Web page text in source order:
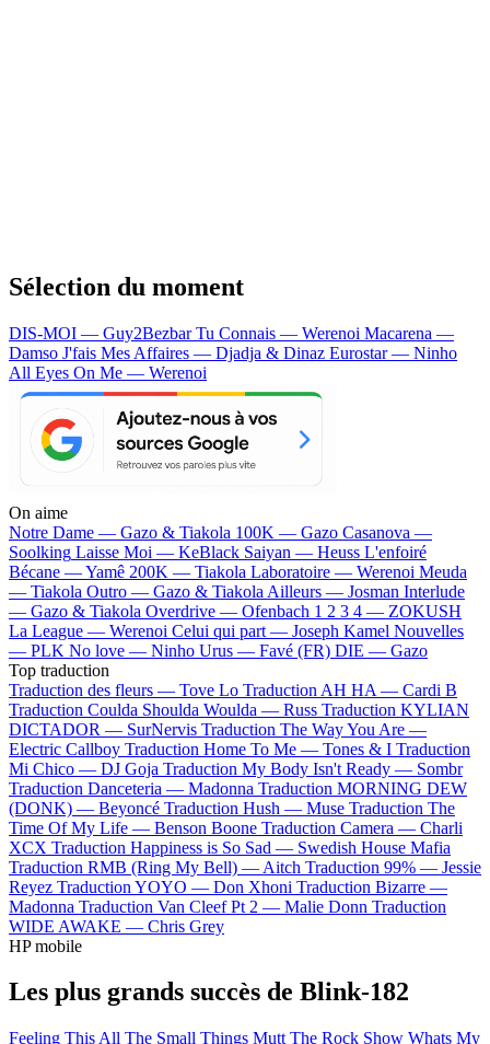
Sélection du moment
DIS-MOI — Guy2BezbarTu Connais — Werenoi Macarena —
Damso J'fais Mes Affaires — Djadja & Dinaz Eurostar — Ninho
All Eyes On Me — Werenoi
On aime
Notre Dame — Gazo & Tiakola 100K — Gazo Casanova —
Soolking Laisse Moi — KeBlack Saiyan — Heuss L'enfoiré
Bécane —Yamê 200K — Tiakola Laboratoire — Werenoi Meuda
— Tiakola Outro — Gazo & Tiakola Ailleurs — Josman Interlude
— Gazo & Tiakola Overdrive — Ofenbach 1 2 3 4 — ZOKUSH
La League — Werenoi Celui qui part — Joseph Kamel Nouvelles
— PLK No love — Ninho Urus — Favé (FR) DIE — Gazo
Top traduction
Traduction des fleurs — Tove Lo Traduction AH HA — Cardi B
Traduction Coulda Shoulda Woulda — Russ Traduction KYLIAN
DICTADOR — SurNervis Traduction The Way You Are —
Electric Callboy Traduction Home To Me — Tones & I Traduction
Mi Chico — DJ Goja Traduction My Body Isn't Ready — Sombr
Traduction Danceteria — Madonna Traduction MORNING DEW
(DONK) — Beyoncé Traduction Hush — Muse Traduction The
Time Of My Life — Benson Boone Traduction Camera — Charli
XCX Traduction Happiness is So Sad — Swedish House Mafia
Traduction RMB (Ring My Bell) — Aitch Traduction 99% — Jessie
Reyez Traduction YOYO — Don Xhoni Traduction Bizarre —
Madonna Traduction Van Cleef Pt 2 — Malie Donn Traduction
WIDE AWAKE — Chris Grey
HP mobile
Les plus grands succès de Blink-182
Feeling This All The Small Things Mutt The Rock Show Whats My